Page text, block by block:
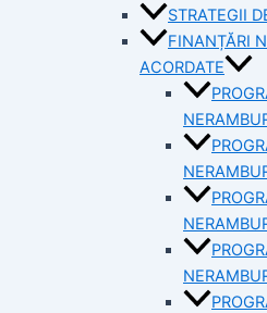
STRATEGII
FINANȚĂRI
ACORDATE